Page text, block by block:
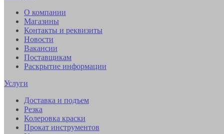
О компании
Магазины
Контакты и реквизиты
Новости
Вакансии
Поставщикам
Раскрытие информации
Услуги
Доставка и подъем
Резка
Колеровка краски
Прокат инструментов